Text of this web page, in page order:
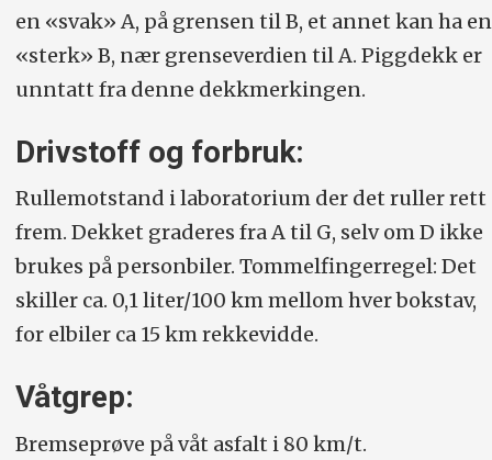
en «svak» A, på grensen til B, et annet kan ha en
«sterk» B, nær grenseverdien til A. Piggdekk er
unntatt fra denne dekkmerkingen.
Drivstoff og forbruk:
Rullemotstand i laboratorium der det ruller rett
frem. Dekket graderes fra A til G, selv om D ikke
brukes på personbiler. Tommelfingerregel: Det
skiller ca. 0,1 liter/100 km mellom hver bokstav,
for elbiler ca 15 km rekkevidde.
Våtgrep:
Bremseprøve på våt asfalt i 80 km/t.